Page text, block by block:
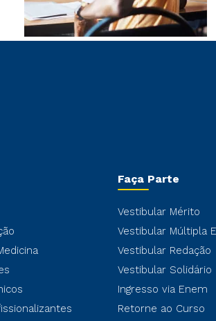
Faça Parte
Vestibular Mérito
Vestibular Múltipla
Vestibular Redação
Vestibular Solidário
Ingresso via Enem
Retorne ao Curso